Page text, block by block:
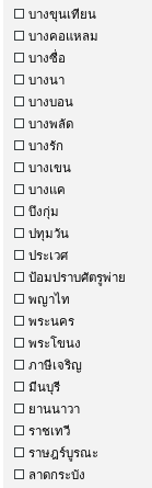
บางขุนเทียน
บางคอแหลม
บางซื่อ
บางนา
บางบอน
บางพลัด
บางรัก
บางเขน
บางแค
บึงกุ่ม
ปทุมวัน
ประเวศ
ป้อมปราบศัตรูพ่าย
พญาไท
พระนคร
พระโขนง
ภาษีเจริญ
มีนบุรี
ยานนาวา
ราชเทวี
ราษฎร์บูรณะ
ลาดกระบัง